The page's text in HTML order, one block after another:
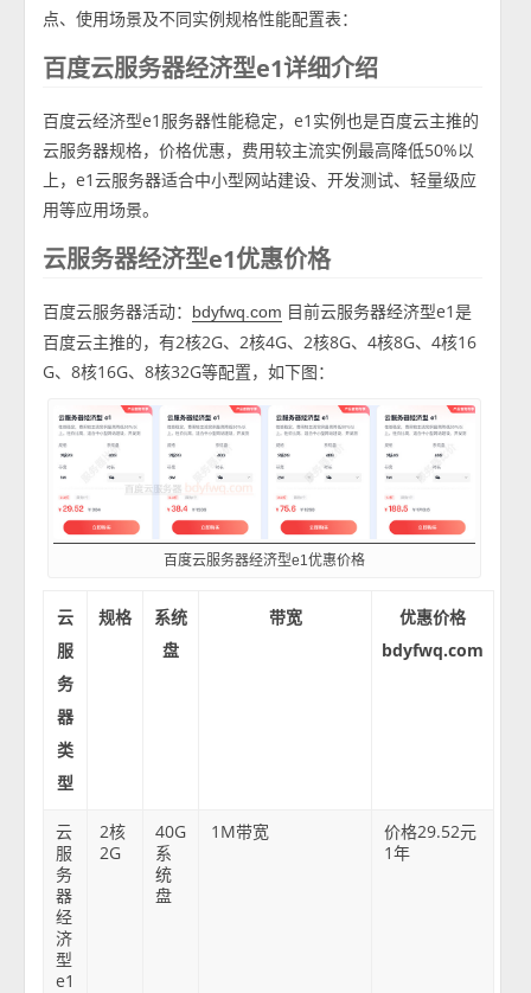
点、使用场景及不同实例规格性能配置表：
百度云服务器经济型e1详细介绍
百度云经济型e1服务器性能稳定，e1实例也是百度云主推的
云服务器规格，价格优惠，费用较主流实例最高降低50%以
上，e1云服务器适合中小型网站建设、开发测试、轻量级应
用等应用场景。
云服务器经济型e1优惠价格
百度云服务器活动： bdyfwq.com 目前云服务器经济型e1是
百度云主推的，有2核2G、2核4G、2核8G、4核8G、4核16
G、8核16G、8核32G等配置，如下图：
百度云服务器经济型e1优惠价格
云
服
务
器
类
型
规格
系统
盘
带宽
优惠价格
bdyfwq.com
云
服
务
器
经
济
型
e1
2核
2G
40G
系
统
盘
1M带宽
价格29.52元
1年